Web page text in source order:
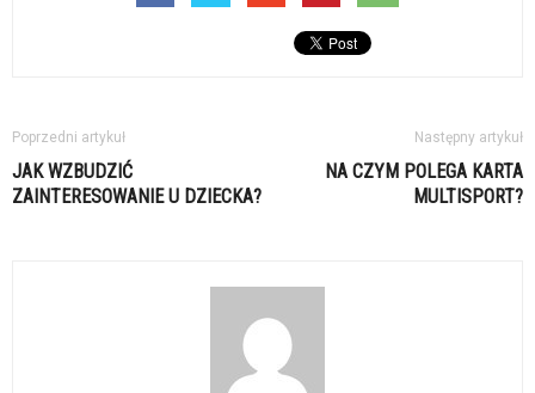
Poprzedni artykuł
JAK WZBUDZIĆ
ZAINTERESOWANIE U DZIECKA?
Następny artykuł
NA CZYM POLEGA KARTA
MULTISPORT?